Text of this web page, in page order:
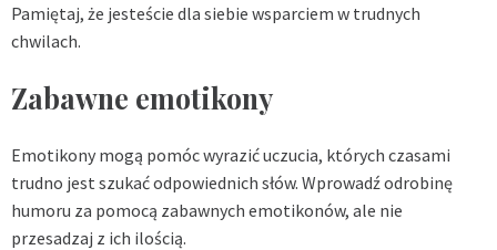
Pamiętaj, że jesteście dla siebie wsparciem w trudnych
chwilach.
Zabawne emotikony
Emotikony mogą pomóc wyrazić uczucia, których czasami
trudno jest szukać odpowiednich słów. Wprowadź odrobinę
humoru za pomocą zabawnych emotikonów, ale nie
przesadzaj z ich ilością.